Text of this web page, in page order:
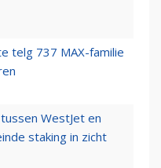
telg 737 MAX-familie
WestJet en
staking in zicht